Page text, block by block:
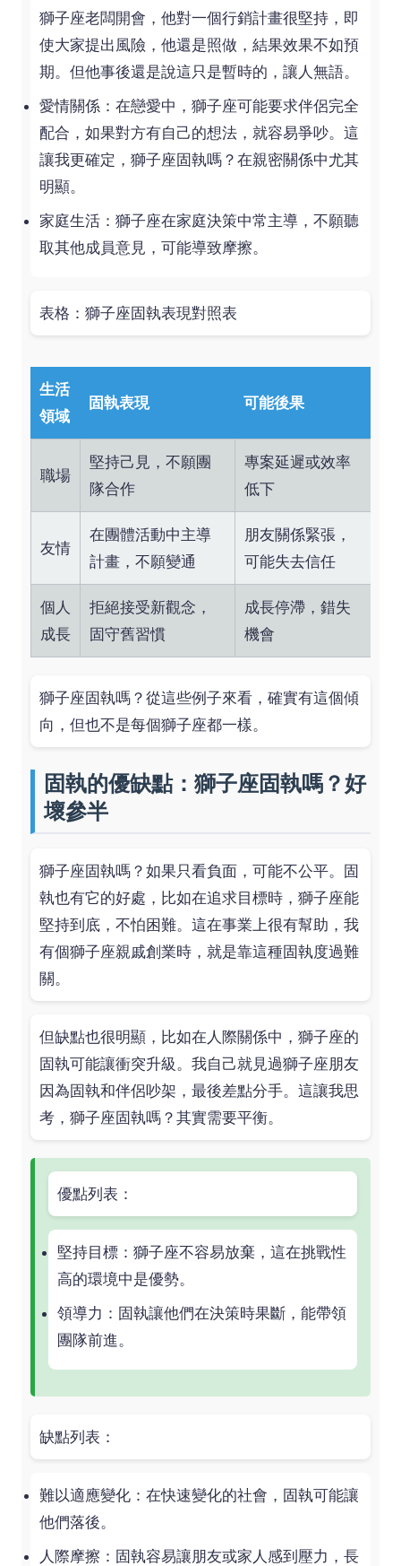
獅子座老闆開會，他對一個行銷計畫很堅持，即
使大家提出風險，他還是照做，結果效果不如預
期。但他事後還是說這只是暫時的，讓人無語。
愛情關係：在戀愛中，獅子座可能要求伴侶完全
配合，如果對方有自己的想法，就容易爭吵。這
讓我更確定，獅子座固執嗎？在親密關係中尤其
明顯。
家庭生活：獅子座在家庭決策中常主導，不願聽
取其他成員意見，可能導致摩擦。
表格：獅子座固執表現對照表
生活
領域
固執表現 可能後果
職場
堅持己見，不願團
隊合作
專案延遲或效率
低下
友情
在團體活動中主導
計畫，不願變通
朋友關係緊張，
可能失去信任
個人
成長
拒絕接受新觀念，
固守舊習慣
成長停滯，錯失
機會
獅子座固執嗎？從這些例子來看，確實有這個傾
向，但也不是每個獅子座都一樣。
固執的優缺點：獅子座固執嗎？好
壞參半
獅子座固執嗎？如果只看負面，可能不公平。固
執也有它的好處，比如在追求目標時，獅子座能
堅持到底，不怕困難。這在事業上很有幫助，我
有個獅子座親戚創業時，就是靠這種固執度過難
關。
但缺點也很明顯，比如在人際關係中，獅子座的
固執可能讓衝突升級。我自己就見過獅子座朋友
因為固執和伴侶吵架，最後差點分手。這讓我思
考，獅子座固執嗎？其實需要平衡。
優點列表：
堅持目標：獅子座不容易放棄，這在挑戰性
高的環境中是優勢。
領導力：固執讓他們在決策時果斷，能帶領
團隊前進。
缺點列表：
難以適應變化：在快速變化的社會，固執可能讓
他們落後。
人際摩擦：固執容易讓朋友或家人感到壓力，長